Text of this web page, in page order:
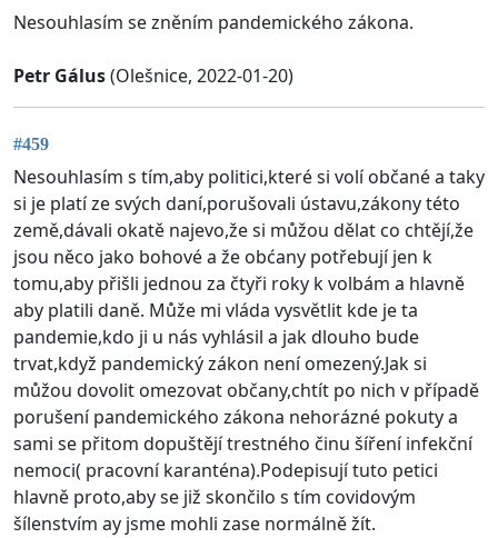
Nesouhlasím se zněním pandemického zákona.
Petr Gálus(Olešnice, 2022-01-20)
#459
Nesouhlasím s tím,aby politici,které si volí občané a taky
si je platí ze svých daní,porušovali ústavu,zákony této
země,dávali okatě najevo,že si můžou dělat co chtějí,že
jsou něco jako bohové a že obćany potřebují jen k
tomu,aby přišli jednou za čtyři roky k volbám a hlavně
aby platili daně. Může mi vláda vysvětlit kde je ta
pandemie,kdo ji u nás vyhlásil a jak dlouho bude
trvat,když pandemický zákon není omezený.Jak si
můžou dovolit omezovat občany,chtít po nich v případě
porušení pandemického zákona nehorázné pokuty a
sami se přitom dopuštějí trestného činu šíření infekční
nemoci( pracovní karanténa).Podepisují tuto petici
hlavně proto,aby se již skončilo s tím covidovým
šílenstvím ay jsme mohli zase normálně žít.